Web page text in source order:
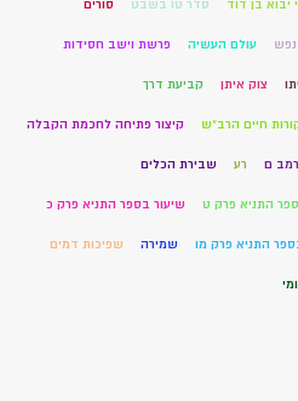
יבוא בן דוד סדר טו בשבט סורים
עולם העשיה פרשת וישב חסידות
צוק איתן קביעת דרך
חיים הרב"ש קיצור פתיחה לחכמת הקבלה
רמב ם רע שבירת הכלים
התניא פרק ט שיעור בספר התניא פרק כ
התניא פרק מו שמירה שפיכות דמים